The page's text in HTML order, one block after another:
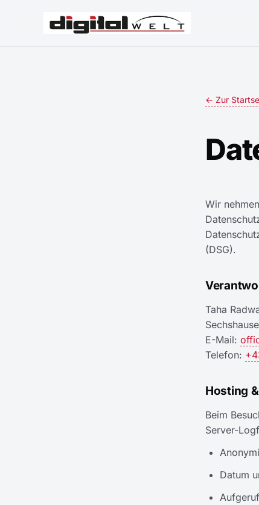
← Zur
Wir
(DSG).
Taha
E-Mail:
Telefon:
Hosting
Beim
Server-
Datum